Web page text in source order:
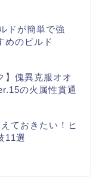
ドが簡単で強
めのビルド
】傀異克服オオ
の火属性貫通
ておきたい！ヒ
11選